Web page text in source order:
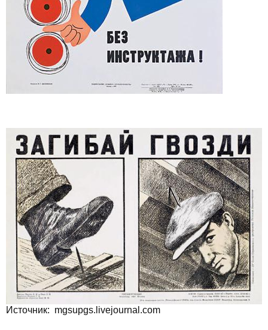
Источник: mgsupgs.livejournal.com